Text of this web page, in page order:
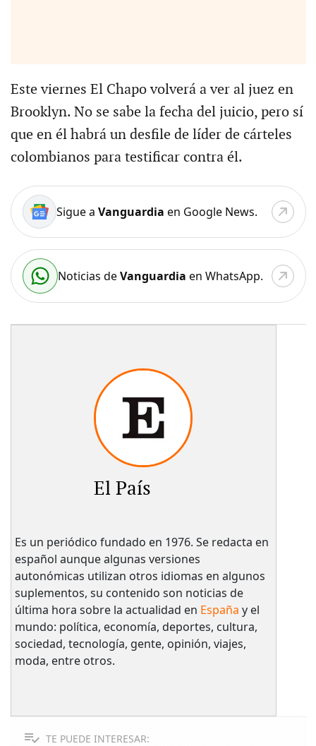
Este viernes El Chapo volverá a ver al juez en
Brooklyn. No se sabe la fecha del juicio, pero sí
que en él habrá un desfile de líder de cárteles
colombianos para testificar contra él.
Sigue a Vanguardia en Google News.
Noticias deVanguardia en WhatsApp.
El País
Es un periódico fundado en 1976. Se redacta en
español aunque algunas versiones
autonómicas utilizan otros idiomas en algunos
suplementos, su contenido son noticias de
última hora sobre la actualidad en España y el
mundo: política, economía, deportes, cultura,
sociedad, tecnología, gente, opinión, viajes,
moda, entre otros.
TE PUEDE INTERESAR: